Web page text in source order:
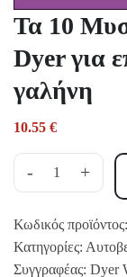
Τα 10
Dyer για
γαλήνη
10.55 €
- +
Κωδικός προϊόντος:
Κατηγορίες:
Συγγραφέας: Dyer